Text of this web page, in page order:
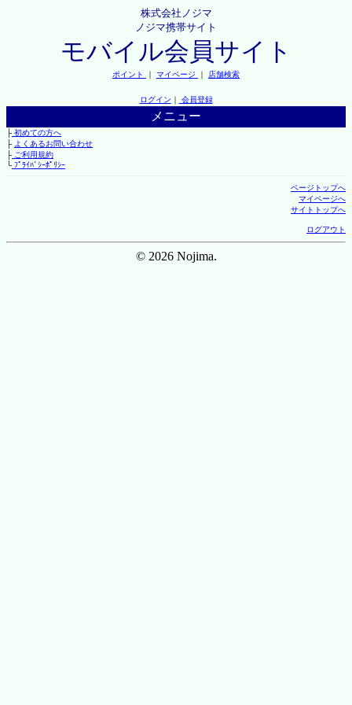
株式会社ノジマ
ノジマ携帯サイト
モバイル会員サイト
ポイント ｜ マイページ ｜ 店舗検索
ログイン ｜ 会員登録
メニュー
├初めての方へ
├ よくあるお問い合わせ
├ご利用規約
└ﾌﾟﾗｲﾊﾞｼｰﾎﾟﾘｼｰ
ページトップへ
マイページへ
サイトトップへ
ログアウト
© 2026 Nojima.